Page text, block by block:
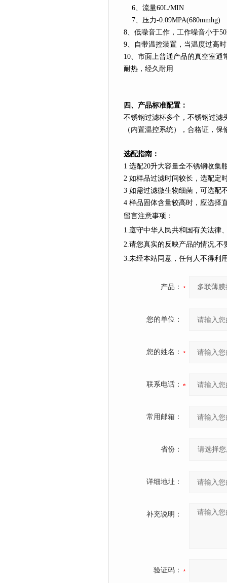
6、流量60L/MIN
7、压力-0.09MPA(680mmhg)
8、低噪音工作，工作噪音小于
9、自带温控装置，当温度过高
10、市面上普通产品的真空室通
耐热，经久耐用
四、产品标准配置：
不锈钢过滤杯多个，不锈钢过滤
（内置温控系统），合格证，保
选配指南：
1 选配20升大容量全不锈钢收集
2 如样品过滤时间较长，选配定
3 如需过滤微生物细菌，可选配
4 样品固体含量较高时，应选择
留言注意事项：
1.遵守中华人民共和国有关法律
2.请您真实的反映产品的情况,
3.未经本站同意，任何人不得利
产品：
您的单位：
您的姓名：
联系电话：
常用邮箱：
省份：
详细地址：
补充说明：
验证码：